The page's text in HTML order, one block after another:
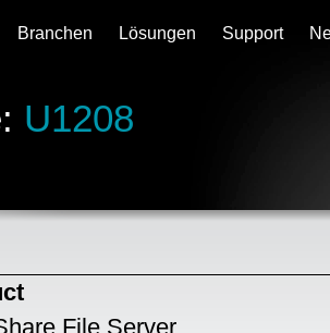
U1208
File Server
Branchen Lösungen Support